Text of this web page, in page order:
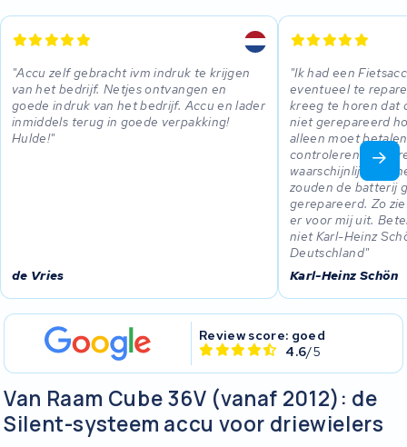
Accu zelf gebracht ivm indruk te krijgen
van het bedrijf. Netjes ontvangen en
goede indruk van het bedrijf. Accu en lader
inmiddels terug in goede verpakking!
Hulde!
de Vries
Ik had een
eventueel te
kreeg te horen dat
niet gerepareerd
alleen moet
controleren.
waarschijnlijk niet
zouden de batterij
gerepareerd. Zo
er voor mij uit.
niet Karl-Heinz
Deutschland
Karl-Heinz Schön
Review score: goed
4.6/5
Van Raam Cube 36V (vanaf 2012): de
Silent-systeem accu voor driewielers